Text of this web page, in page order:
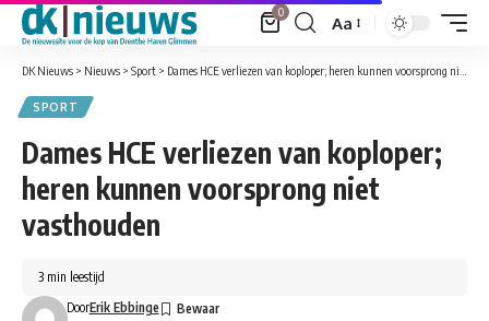
0
Font
Resizer
Aa
DK Nieuws > Nieuws > Sport > Dames HCE verliezen van koploper; heren kunnen voorsprong niet vasthouden
SPORT
Dames HCE verliezen van koploper;
heren kunnen voorsprong niet
vasthouden
DoorErik Ebbinge
3 min leestijd